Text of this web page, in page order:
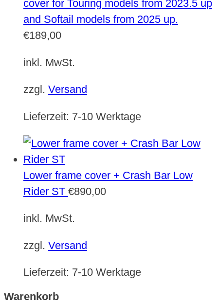
cover for Touring models from 2023.5 up
and Softail models from 2025 up.
€189,00
inkl. MwSt.
zzgl. Versand
Lieferzeit: 7-10 Werktage
Lower frame cover + Crash Bar Low
Rider ST €890,00
inkl. MwSt.
zzgl. Versand
Lieferzeit: 7-10 Werktage
Warenkorb